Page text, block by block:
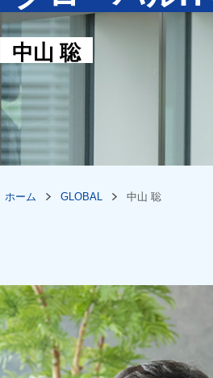
中山 聡
ホーム GLOBAL 中山 聡